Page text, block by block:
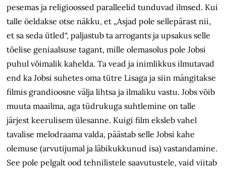
pesemas ja religioossed paralleelid tunduvad ilmsed. Kui
talle öeldakse otse näkku, et „Asjad pole sellepärast nii,
et sa seda ütled“, paljastub ta arrogants ja upsakus selle
tõelise geniaalsuse tagant, mille olemasolus pole Jobsi
puhul võimalik kahelda. Ta vead ja inimlikkus ilmutavad
end ka Jobsi suhetes oma tütre Lisaga ja siin mängitakse
filmis grandioosne välja lihtsa ja ilmaliku vastu. Jobs võib
muuta maailma, aga tüdrukuga suhtlemine on talle
järjest keerulisem ülesanne. Kuigi film eksleb vahel
tavalise melodraama valda, päästab selle Jobsi kahe
olemuse (arvutijumal ja läbikukkunud isa) vastandamine.
See pole pelgalt ood tehnilistele saavutustele, vaid viitab